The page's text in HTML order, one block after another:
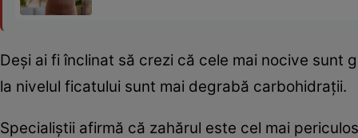
Deşi ai fi înclinat să crezi că cele mai nocive sunt
la nivelul ficatului sunt mai degrabă carbohidraţii.
Specialiştii afirmă că zahărul este cel mai